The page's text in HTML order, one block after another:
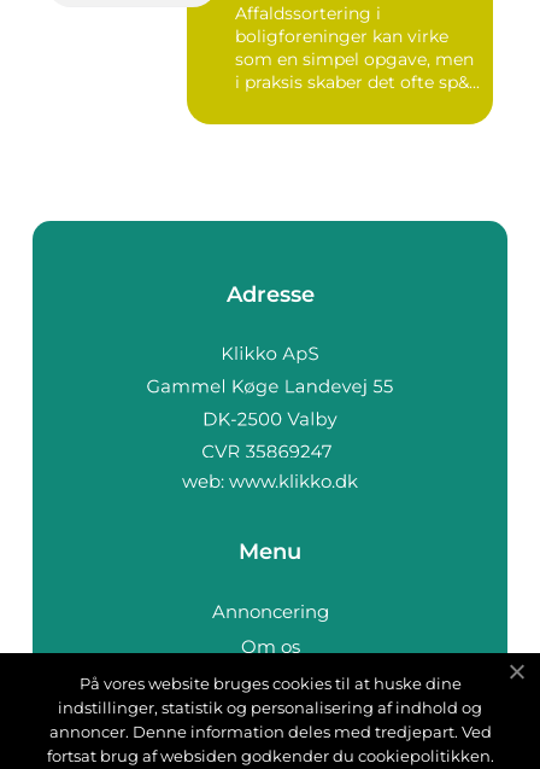
Affaldssortering i
boligforeninger kan virke
som en simpel opgave, men
i praksis skaber det ofte sp&...
Adresse
web: www.klikko.dk
Menu
Annoncering
Om os
Cookies
Kontakt os
Sitemap
På vores website bruges cookies til at huske dine
indstillinger, statistik og personalisering af indhold og
annoncer. Denne information deles med tredjepart. Ved
fortsat brug af websiden godkender du cookiepolitikken.